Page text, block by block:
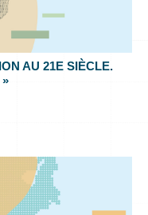
AU 21E SIÈCLE.
»